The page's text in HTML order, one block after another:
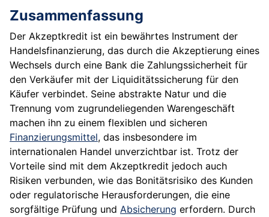
Zusammenfassung
Der Akzeptkredit ist ein bewährtes Instrument der
Handelsfinanzierung, das durch die Akzeptierung eines
Wechsels durch eine Bank die Zahlungssicherheit für
den Verkäufer mit der Liquiditätssicherung für den
Käufer verbindet. Seine abstrakte Natur und die
Trennung vom zugrundeliegenden Warengeschäft
machen ihn zu einem flexiblen und sicheren
Finanzierungsmittel, das insbesondere im
internationalen Handel unverzichtbar ist. Trotz der
Vorteile sind mit dem Akzeptkredit jedoch auch
Risiken verbunden, wie das Bonitätsrisiko des Kunden
oder regulatorische Herausforderungen, die eine
sorgfältige Prüfung und Absicherung erfordern. Durch